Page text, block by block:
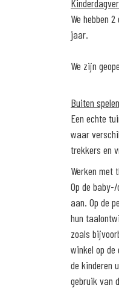
We hebben
jaar.
We zijn
Buiten spelen
Een echte
waar
trekkers en
Werken met
Op de
aan. Op de
hun
zoals
winkel op
de kinderen
gebruik van